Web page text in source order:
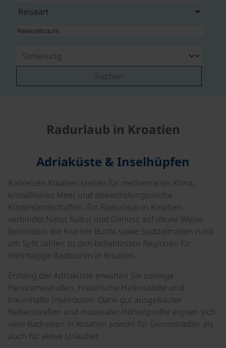
Suchen
Radurlaub in Kroatien
Adriaküste & Inselhüpfen
Radreisen Kroatien stehen für mediterranes Klima,
kristallklares Meer und abwechslungsreiche
Küstenlandschaften. Ein Radurlaub in Kroatien
verbindet Natur, Kultur und Genuss auf ideale Weise.
Besonders die Kvarner Bucht sowie Süddalmatien rund
um Split zählen zu den beliebtesten Regionen für
mehrtägige Radtouren in Kroatien.
Entlang der Adriaküste erwarten Sie sonnige
Panoramastraßen, historische Hafenstädte und
traumhafte Inselrouten. Dank gut ausgebauter
Nebenstraßen und moderater Höhenprofile eignen sich
viele Radreisen in Kroatien sowohl für Genussradler als
auch für aktive Urlauber.